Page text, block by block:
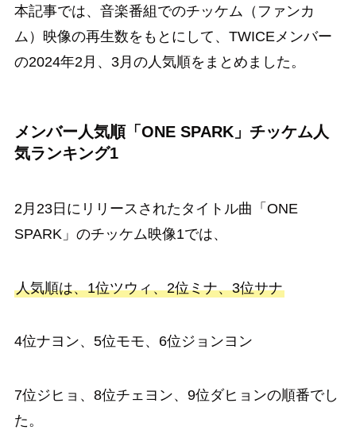
本記事では、音楽番組でのチッケム（ファンカ
ム）映像の再生数をもとにして、TWICEメンバー
の2024年2月、3月の人気順をまとめました。
メンバー人気順「ONE SPARK」チッケム人
気ランキング1
2月23日にリリースされたタイトル曲「ONE
SPARK」のチッケム映像1では、
人気順は、1位ツウィ、2位ミナ、3位サナ
4位ナヨン、5位モモ、6位ジョンヨン
7位ジヒョ、8位チェヨン、9位ダヒョンの順番でし
た。